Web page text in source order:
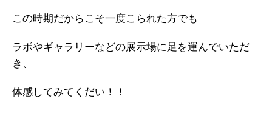
この時期だからこそ一度こられた方でも
ラボやギャラリーなどの展示場に足を運んでいただ
き、
体感してみてくだい！！